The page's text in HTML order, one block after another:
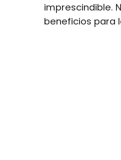
imprescindible.
beneficios para